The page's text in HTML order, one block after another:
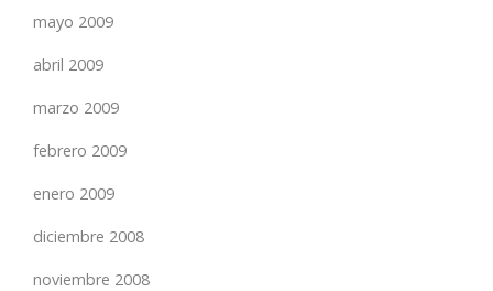
mayo 2009
abril 2009
marzo 2009
febrero 2009
enero 2009
diciembre 2008
noviembre 2008